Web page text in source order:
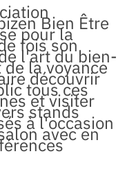
Bien Être
pour la
fois son
l'art du bien-
de la voyance
découvrir
tous ces
et visiter
stands
à l'occasion
avec en